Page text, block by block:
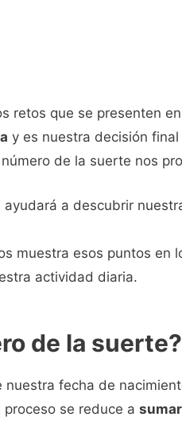
retos que se presenten
y es nuestra decisión
de la suerte nos
a descubrir
muestra esos puntos en
actividad diaria.
de la suerte?
fecha de
proceso se reduce a